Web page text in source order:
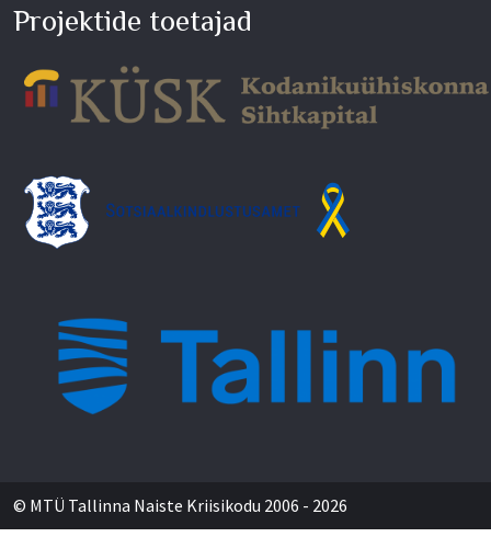
Projektide toetajad
© MTÜ Tallinna Naiste Kriisikodu 2006 - 2026